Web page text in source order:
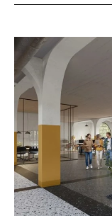
Livdjursgatan 5